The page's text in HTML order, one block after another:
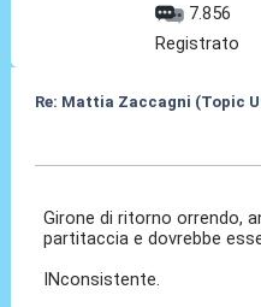
7.856
Registrato
Re: Mattia Zaccagni (Topic
Girone di ritorno orrendo,
partitaccia e dovrebbe
INconsistente.